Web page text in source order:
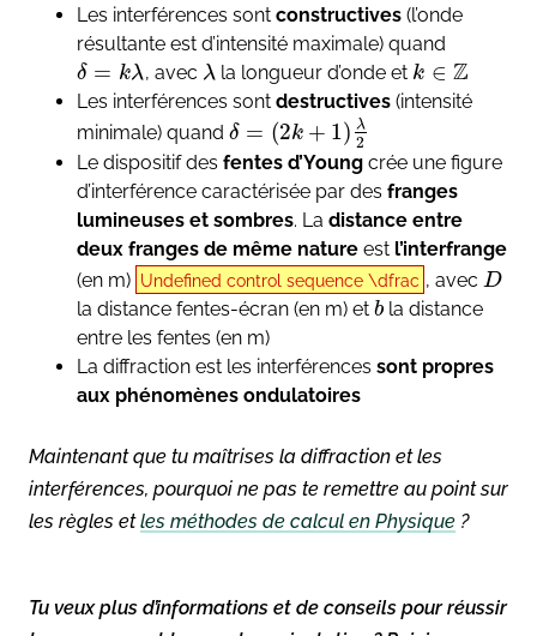
Les interférences sont constructives (l’onde
résultante est d’intensité maximale) quand
δ = kλ, avec λ la longueur d’onde et k ∈ Z
Les interférences sont destructives (intensité
minimale) quand δ = (2k + 1) λ
2
Le dispositif des fentes d’Young crée une figure
d’interférence caractérisée par des franges
lumineuses et sombres. La distance entre
deux franges de même nature est l’interfrange
(en m) Undefined control sequence \dfrac , avec D
la distance fentes-écran (en m) et b la distance
entre les fentes (en m)
La diffraction est les interférences sont propres
aux phénomènes ondulatoires
Maintenant que tu maîtrises la diffraction et les
interférences, pourquoi ne pas te remettre au point sur
les règles etles méthodes de calcul en Physique ?
Tu veux plus d’informations et de conseils pour réussir